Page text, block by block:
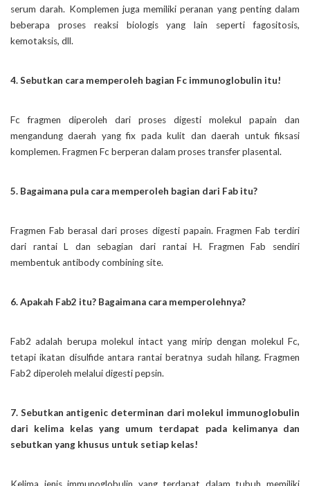
serum darah. Komplemen juga memiliki peranan yang penting dalam
beberapa proses reaksi biologis yang lain seperti fagositosis,
kemotaksis, dll.
4. Sebutkan cara memperoleh bagian Fc immunoglobulin itu!
Fc fragmen diperoleh dari proses digesti molekul papain dan
mengandung daerah yang fix pada kulit dan daerah untuk fiksasi
komplemen. Fragmen Fc berperan dalam proses transfer plasental.
5. Bagaimana pula cara memperoleh bagian dari Fab itu?
Fragmen Fab berasal dari proses digesti papain. Fragmen Fab terdiri
dari rantai L dan sebagian dari rantai H. Fragmen Fab sendiri
membentuk antibody combining site.
6. Apakah Fab2 itu? Bagaimana cara memperolehnya?
Fab2 adalah berupa molekul intact yang mirip dengan molekul Fc,
tetapi ikatan disulfide antara rantai beratnya sudah hilang. Fragmen
Fab2 diperoleh melalui digesti pepsin.
7. Sebutkan antigenic determinan dari molekul immunoglobulin
dari kelima kelas yang umum terdapat pada kelimanya dan
sebutkan yang khusus untuk setiap kelas!